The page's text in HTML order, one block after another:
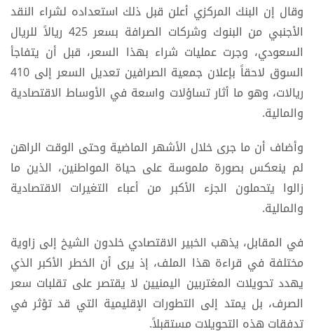
وقال إن البنك المركزي أعلن قبل ذلك استعداده لشراء النقد
الأجنبي من البنوك وشركات الصرافة بسعر 425 ريالاً للريال
السعودي، وجرت عمليات شراء بهذا السعر، قبل أن يتفاجأ
السوق لاحقاً بإعلان جمعية الصرافين تعديل السعر إلى 410
ريالات، وهو ما أثار تساؤلات واسعة في الأوساط الاقتصادية
والمالية.
وأضاف أن ما جرى خلال الأشهر الماضية وحتى الوقت الراهن
لم ينعكس بصورة ملموسة على حياة المواطنين، الذين ما
زالوا يتحملون الجزء الأكبر من أعباء التغيرات الاقتصادية
والمالية.
في المقابل، يذهب الخبير الاقتصادي خلدون الشيخ إلى زاوية
مختلفة في قراءة هذا الملف، إذ يرى أن الخطر الأكبر الذي
يهدد تحويلات المغتربين اليمنيين لا يقتصر على تقلبات سعر
الصرف، بل يمتد إلى التطورات الإقليمية التي قد تؤثر في
تدفقات هذه التحويلات مستقبلاً.